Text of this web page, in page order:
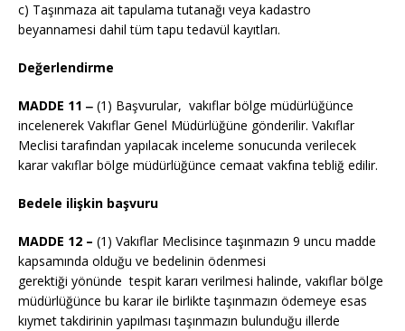
c) Taşınmaza ait tapulama tutanağı veya kadastro
beyannamesi dahil tüm tapu tedavül kayıtları.
Değerlendirme
MADDE 11 ‒ (1) Başvurular, vakıflar bölge müdürlüğünce
incelenerek Vakıflar Genel Müdürlüğüne gönderilir. Vakıflar
Meclisi tarafından yapılacak inceleme sonucunda verilecek
karar vakıflar bölge müdürlüğünce cemaat vakfına tebliğ edilir.
Bedele ilişkin başvuru
MADDE 12 – (1) Vakıflar Meclisince taşınmazın 9 uncu madde
kapsamında olduğu ve bedelinin ödenmesi
gerektiği yönünde tespit kararı verilmesi halinde, vakıflar bölge
müdürlüğünce bu karar ile birlikte taşınmazın ödemeye esas
kıymet takdirinin yapılması taşınmazın bulunduğu illerde